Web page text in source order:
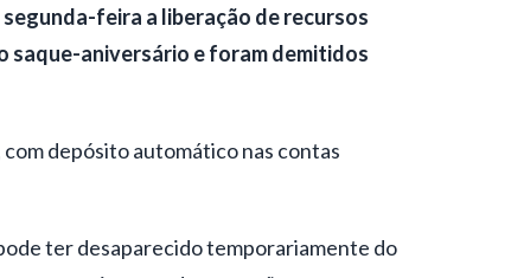
feira a liberação de recursos
saque-aniversário e foram demitidos
depósito automático nas contas
ter desaparecido temporariamente do